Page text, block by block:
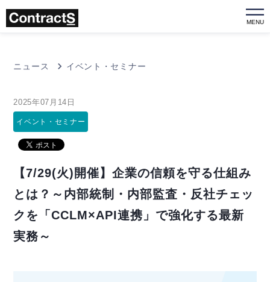
MENU
ニュース イベント・セミナー
2025年07月14日
イベント・セミナー
【7/29(火)開催】企業の信頼を守る仕組み
とは？～内部統制・内部監査・反社チェッ
クを「CCLM×API連携」で強化する最新
実務～